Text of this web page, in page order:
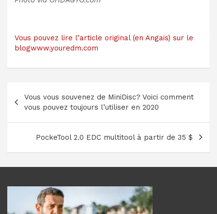
Vous pouvez lire l’article original (en Angais) sur le
blogwww.youredm.com
de
l’article
Vous vous souvenez de MiniDisc? Voici comment
vous pouvez toujours l’utiliser en 2020
PockeTool 2.0 EDC multitool à partir de 35 $